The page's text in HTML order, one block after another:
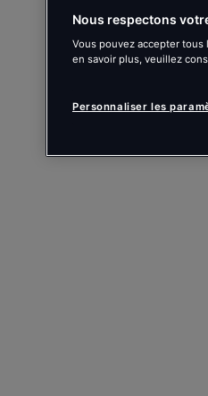
Nous respectons
Vous pouvez accepter
en savoir plus, veuillez
Personnaliser les